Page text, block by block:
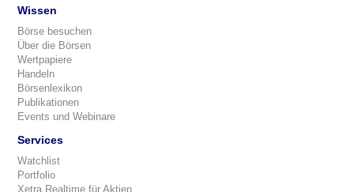
Wissen
Börse besuchen
Über die Börsen
Wertpapiere
Handeln
Börsenlexikon
Publikationen
Events und Webinare
Services
Watchlist
Portfolio
Xetra Realtime für Aktien